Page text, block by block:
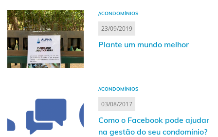
//CONDOMÍNIOS
23/09/2019
Plante um mundo melhor
//CONDOMÍNIOS
03/08/2017
Como o Facebook pode ajudar
na gestão do seu condomínio?